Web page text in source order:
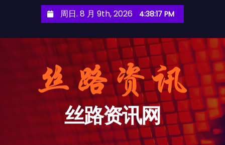
周日. 8 月 9th, 2026 4:38:17 PM
丝路资讯网